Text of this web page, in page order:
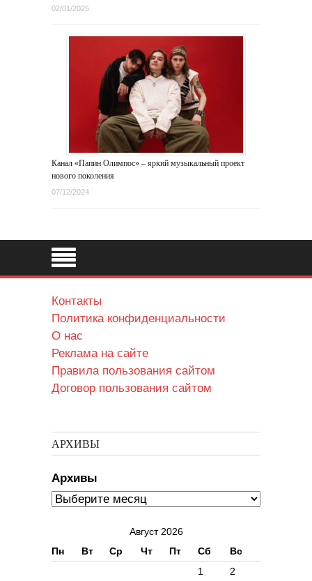
02/01/2025
Канал «Папин Олимпос» – яркий музыкальный проект
нового поколения
07/12/2024
Контакты
Политика конфиденциальности
О нас
Реклама на сайте
Правила пользования сайтом
Договор пользования сайтом
АРХИВЫ
Архивы
Август 2026
Пн
Вт Ср Чт Пт Сб Вс
1
2